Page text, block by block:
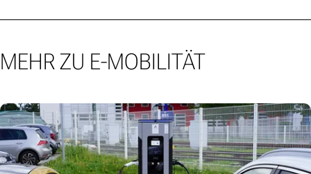
MEHR ZU E-MOBILITÄT